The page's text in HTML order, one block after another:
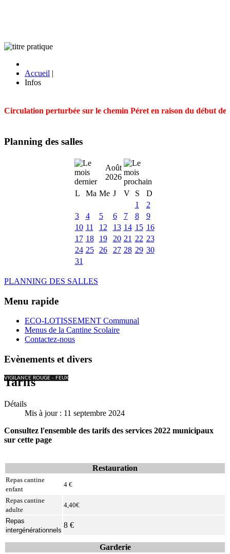
Accueil |
Infos
Circulation perturbée sur le chemin Péret en raison du début
Planning des salles
Août
2026
L
Ma Me J V S
D
1
2
3
4 5 6 7 8
9
10 11 12 13 14 15 16
17 18 19 20 21 22 23
24 25 26 27 28 29 30
31
PLANNING DES SALLES
Menu rapide
ECO-LOTISSEMENT Communal
Menus de la Cantine Scolaire
Contactez-nous
Evènements et divers
VIGILANCE ROUGE - FEUX
Tarifs
Détails
Mis à jour : 11 septembre 2024
Consultez l'ensemble des tarifs des services 2022 municipaux
sur cette page
Restauration
Repas cantine
enfant
4 €
Repas cantine
adulte
4,40€
Repas
intergénérationnels
8 €
Garderie